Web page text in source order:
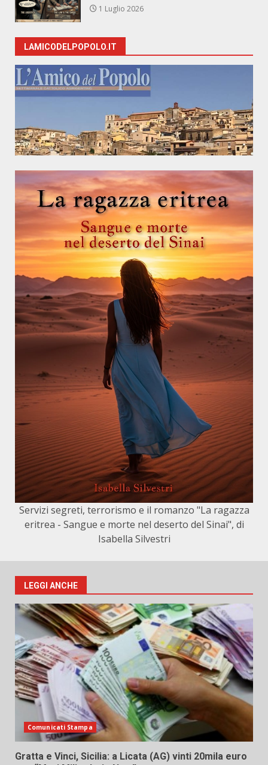
1 Luglio 2026
LAMICODELPOPOLO.IT
Servizi segreti, terrorismo e il romanzo "La ragazza
eritrea - Sangue e morte nel deserto del Sinai", di
Isabella Silvestri
LEGGI ANCHE
Comunicati Stampa
Gratta e Vinci, Sicilia: a Licata (AG) vinti 20mila euro